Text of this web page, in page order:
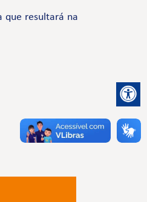
que resultará na